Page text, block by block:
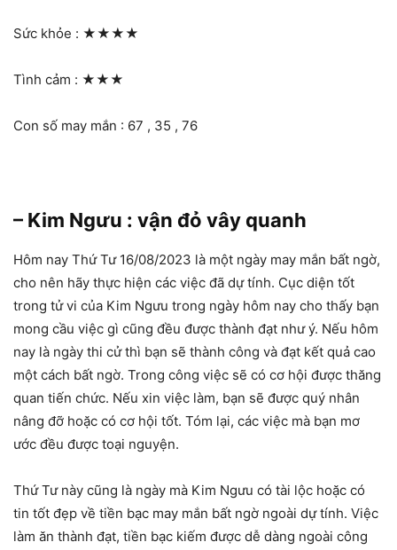
Sức khỏe : ★★★★
Tình cảm : ★★★
Con số may mắn : 67 , 35 , 76
– Kim Ngưu : vận đỏ vây quanh
Hôm nay Thứ Tư 16/08/2023 là một ngày may mắn bất ngờ,
cho nên hãy thực hiện các việc đã dự tính. Cục diện tốt
trong tử vi của Kim Ngưu trong ngày hôm nay cho thấy bạn
mong cầu việc gì cũng đều được thành đạt như ý. Nếu hôm
nay là ngày thi cử thì bạn sẽ thành công và đạt kết quả cao
một cách bất ngờ. Trong công việc sẽ có cơ hội được thăng
quan tiến chức. Nếu xin việc làm, bạn sẽ được quý nhân
nâng đỡ hoặc có cơ hội tốt. Tóm lại, các việc mà bạn mơ
ước đều được toại nguyện.
Thứ Tư này cũng là ngày mà Kim Ngưu có tài lộc hoặc có
tin tốt đẹp về tiền bạc may mắn bất ngờ ngoài dự tính. Việc
làm ăn thành đạt, tiền bạc kiếm được dễ dàng ngoài công